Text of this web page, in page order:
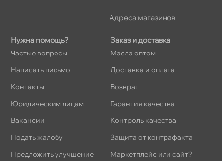
Нужна помощь?
Частые вопросы
Написать письмо
Контакты
Юридическим лицам
акансии
Подать жалобу
Предложить улучшение
Заказ и доставка
Масла оптом
Доставка и оплата
озврат
Гарантия качества
Контроль качества
Защита от контрафакта
Маркетплейс или сайт?
Адреса магазино